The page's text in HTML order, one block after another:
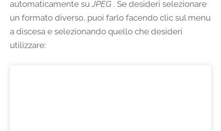
automaticamente suJPEG . Se desideri selezionare
un formato diverso, puoi farlo facendo clic sul menu
a discesa e selezionando quello che desideri
utilizzare: